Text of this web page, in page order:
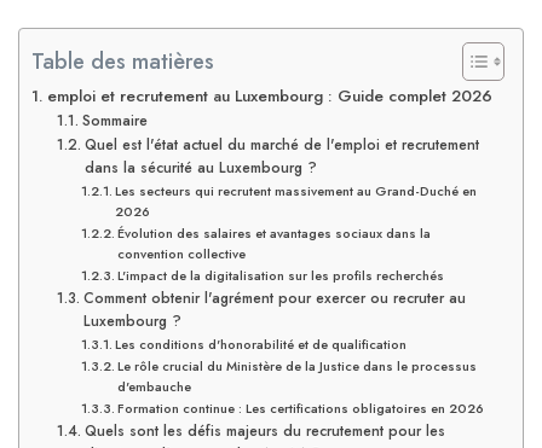
Table des matières
emploi et recrutement au Luxembourg : Guide complet 2026
Sommaire
Quel est l'état actuel du marché de l'emploi et recrutement
dans la sécurité au Luxembourg ?
Les secteurs qui recrutent massivement au Grand-Duché en
2026
Évolution des salaires et avantages sociaux dans la
convention collective
L'impact de la digitalisation sur les profils recherchés
Comment obtenir l'agrément pour exercer ou recruter au
Luxembourg ?
Les conditions d'honorabilité et de qualification
Le rôle crucial du Ministère de la Justice dans le processus
d'embauche
Formation continue : Les certifications obligatoires en 2026
Quels sont les défis majeurs du recrutement pour les